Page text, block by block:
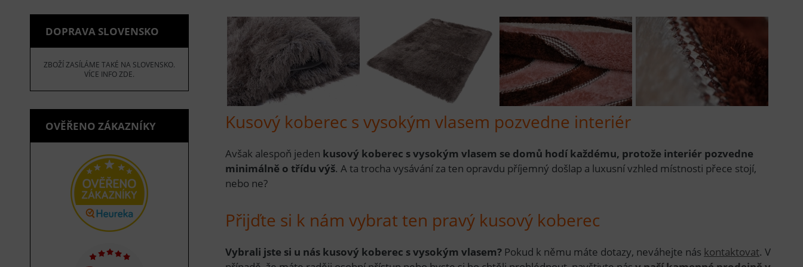
DOPRAVA SLOVENSKO
ZBOŽÍ ZASÍLÁME TAKÉ NA SLOVENSKO.
VÍCE INFO ZDE.
OVĚŘENO ZÁKAZNÍKY Kusový koberec s vysokým vlasem pozvedne interiér
Avšak alespoň jeden kusový koberec s vysokým vlasem se domů hodí každému, protože interiér pozvedne
minimálně o třídu výš. A ta trocha vysávání za ten opravdu příjemný došlap a luxusní vzhled místnosti přece stojí,
nebo ne?
Přijďte si k nám vybrat ten pravý kusový koberec
Vybrali jste si u nás kusový koberec s vysokým vlasem? Pokud k němu máte dotazy, neváhejte nás kontaktovat. V